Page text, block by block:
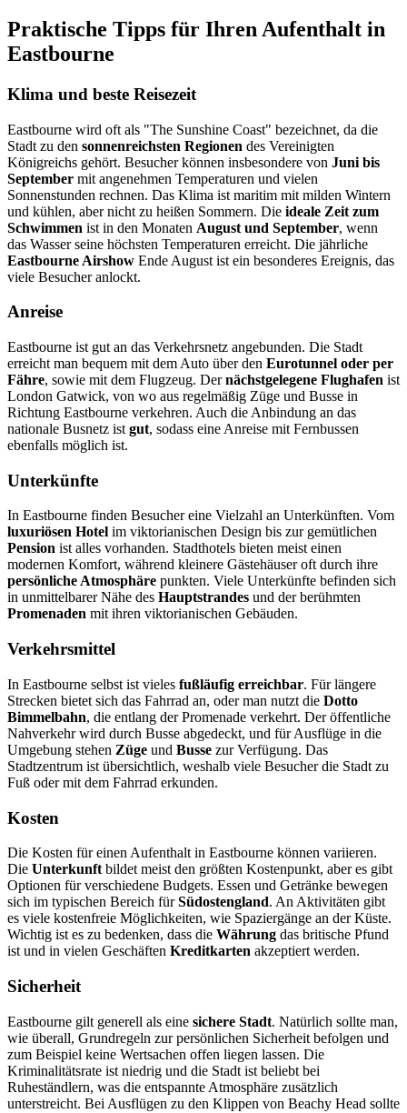
Praktische Tipps für Ihren Aufenthalt in
Eastbourne
Klima und beste Reisezeit
Eastbourne wird oft als "The Sunshine Coast" bezeichnet, da die
Stadt zu den sonnenreichsten Regionen des Vereinigten
Königreichs gehört. Besucher können insbesondere von Juni bis
September mit angenehmen Temperaturen und vielen
Sonnenstunden rechnen. Das Klima ist maritim mit milden Wintern
und kühlen, aber nicht zu heißen Sommern. Die ideale Zeit zum
Schwimmen ist in den Monaten August und September, wenn
das Wasser seine höchsten Temperaturen erreicht. Die jährliche
Eastbourne Airshow Ende August ist ein besonderes Ereignis, das
viele Besucher anlockt.
Anreise
Eastbourne ist gut an das Verkehrsnetz angebunden. Die Stadt
erreicht man bequem mit dem Auto über den Eurotunnel oder per
Fähre, sowie mit dem Flugzeug. Dernächstgelegene Flughafen ist
London Gatwick, von wo aus regelmäßig Züge und Busse in
Richtung Eastbourne verkehren. Auch die Anbindung an das
nationale Busnetz ist gut, sodass eine Anreise mit Fernbussen
ebenfalls möglich ist.
Unterkünfte
In Eastbourne finden Besucher eine Vielzahl an Unterkünften. Vom
luxuriösen Hotel im viktorianischen Design bis zur gemütlichen
Pension ist alles vorhanden. Stadthotels bieten meist einen
modernen Komfort, während kleinere Gästehäuser oft durch ihre
persönliche Atmosphäre punkten. Viele Unterkünfte befinden sich
in unmittelbarer Nähe des Hauptstrandes und der berühmten
Promenaden mit ihren viktorianischen Gebäuden.
Verkehrsmittel
In Eastbourne selbst ist vieles fußläufig erreichbar. Für längere
Strecken bietet sich das Fahrrad an, oder man nutzt die Dotto
Bimmelbahn, die entlang der Promenade verkehrt. Der öffentliche
Nahverkehr wird durch Busse abgedeckt, und für Ausflüge in die
Umgebung stehen Züge und Busse zur Verfügung. Das
Stadtzentrum ist übersichtlich, weshalb viele Besucher die Stadt zu
Fuß oder mit dem Fahrrad erkunden.
Kosten
Die Kosten für einen Aufenthalt in Eastbourne können variieren.
Die Unterkunft bildet meist den größten Kostenpunkt, aber es gibt
Optionen für verschiedene Budgets. Essen und Getränke bewegen
sich im typischen Bereich fürSüdostengland. An Aktivitäten gibt
es viele kostenfreie Möglichkeiten, wie Spaziergänge an der Küste.
Wichtig ist es zu bedenken, dass die Währung das britische Pfund
ist und in vielen Geschäften Kreditkarten akzeptiert werden.
Sicherheit
Eastbourne gilt generell als eine sichere Stadt. Natürlich sollte man,
wie überall, Grundregeln zur persönlichen Sicherheit befolgen und
zum Beispiel keine Wertsachen offen liegen lassen. Die
Kriminalitätsrate ist niedrig und die Stadt ist beliebt bei
Ruheständlern, was die entspannte Atmosphäre zusätzlich
unterstreicht. Bei Ausflügen zu den Klippen von Beachy Head sollte